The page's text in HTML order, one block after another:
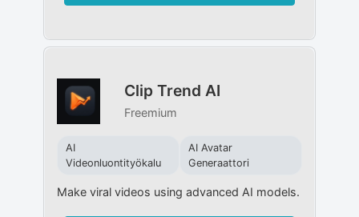
Clip Trend AI
Freemium
AI
Videonluontityökalu
AI Avatar
Generaattori
Make viral videos using advanced AI models.